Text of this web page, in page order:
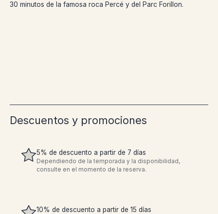
30 minutos de la famosa roca Percé y del Parc Forillon.
Descuentos y promociones
5% de descuento a partir de 7 días
Dependiendo de la temporada y la disponibilidad,
consulte en el momento de la reserva.
10% de descuento a partir de 15 días